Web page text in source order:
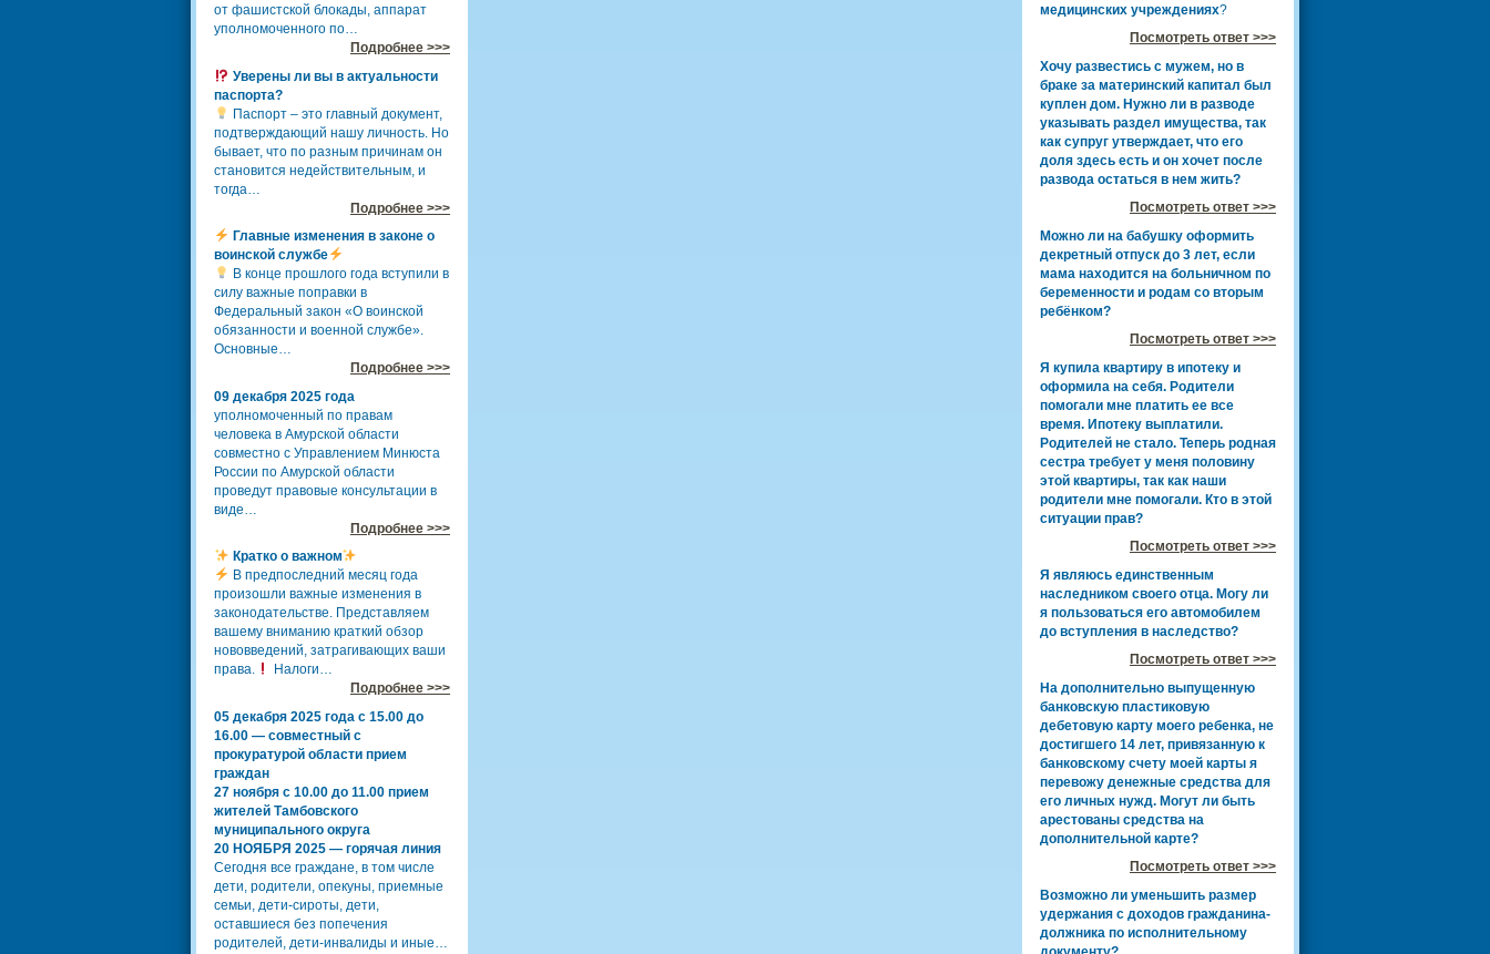
от фашистской блокады, аппарат
уполномоченного по…
Подробнее >>>
Уверены ли вы в актуальности
паспорта?
Паспорт – это главный документ,
подтверждающий нашу личность. Но
бывает, что по разным причинам он
становится недействительным, и
тогда…
Подробнее >>>
Главные изменения в законе о
воинской службе
В конце прошлого года вступили в
силу важные поправки в
Федеральный закон «О воинской
обязанности и военной службе».
Основные…
Подробнее >>>
09 декабря 2025 года
уполномоченный по правам
человека в Амурской области
совместно с Управлением Минюста
России по Амурской области
проведут правовые консультации в
виде…
Подробнее >>>
Кратко о важном
В предпоследний месяц года
произошли важные изменения в
законодательстве. Представляем
вашему вниманию краткий обзор
нововведений, затрагивающих ваши
права.
Налоги…
Подробнее >>>
05 декабря 2025 года с 15.00 до
16.00 — совместный с
прокуратурой области прием
граждан
27 ноября с 10.00 до 11.00 прием
жителей Тамбовского
муниципального округа
20 НОЯБРЯ 2025 — горячая линия
Сегодня все граждане, в том числе
дети, родители, опекуны, приемные
семьи, дети-сироты, дети,
оставшиеся без попечения
родителей, дети-инвалиды и иные…
медицинских учреждениях?
Посмотреть ответ >>>
Хочу развестись с мужем, но в
браке за материнский капитал был
куплен дом. Нужно ли в разводе
указывать раздел имущества, так
как супруг утверждает, что его
доля здесь есть и он хочет после
развода остаться в нем жить?
Посмотреть ответ >>>
Можно ли на бабушку оформить
декретный отпуск до 3 лет, если
мама находится на больничном по
беременности и родам со вторым
ребёнком?
Посмотреть ответ >>>
Я купила квартиру в ипотеку и
оформила на себя. Родители
помогали мне платить ее все
время. Ипотеку выплатили.
Родителей не стало. Теперь родная
сестра требует у меня половину
этой квартиры, так как наши
родители мне помогали. Кто в этой
ситуации прав?
Посмотреть ответ >>>
Я являюсь единственным
наследником своего отца. Могу ли
я пользоваться его автомобилем
до вступления в наследство?
Посмотреть ответ >>>
На дополнительно выпущенную
банковскую пластиковую
дебетовую карту моего ребенка, не
достигшего 14 лет, привязанную к
банковскому счету моей карты я
перевожу денежные средства для
его личных нужд. Могут ли быть
арестованы средства на
дополнительной карте?
Посмотреть ответ >>>
Возможно ли уменьшить размер
удержания с доходов гражданина-
должника по исполнительному